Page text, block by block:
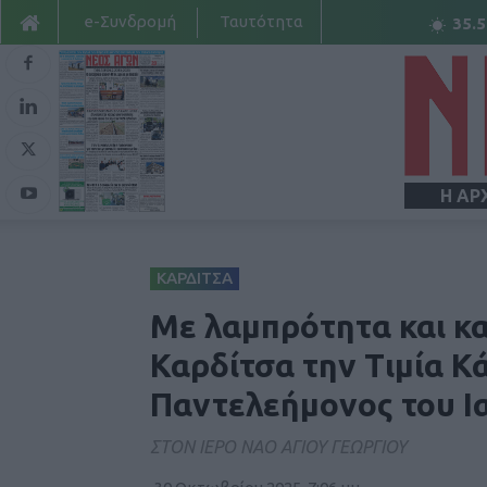
35.5
e-Συνδρομή Ταυτότητα
Η
ΚΑΡΔΙΤΣΑ
Με λαμπρότητα και
Καρδίτσα την Τιμία
Παντελεήμονος του
ΣΤΟΝ ΙΕΡΟ ΝΑΟ ΑΓΙΟΥ ΓΕΩΡΓΙΟΥ